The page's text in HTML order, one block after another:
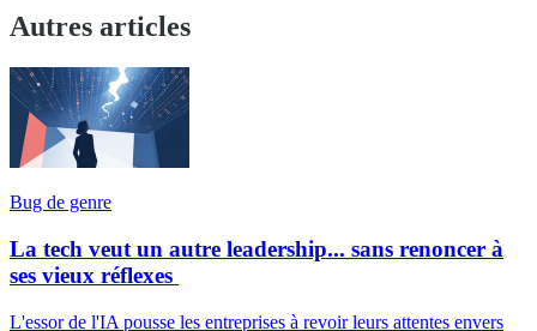
Autres articles
Bug de genre
La tech veut un autre leadership... sans renoncer à
ses vieux réflexes
L'essor de l'IA pousse les entreprises à revoir leurs attentes envers